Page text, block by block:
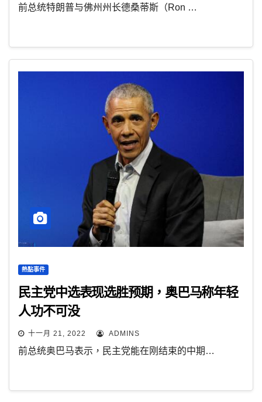
前总统特朗普与佛州州长德桑蒂斯（Ron …
熱點事件
民主党中选表现选胜预期，奥巴马称年轻
人功不可没
十一月 21, 2022 ADMINS
前总统奥巴马表示，民主党能在刚结束的中期…